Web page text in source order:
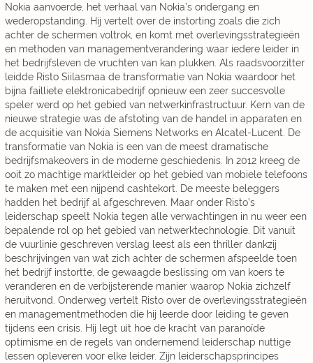
Nokia aanvoerde, het verhaal van Nokia’s ondergang en
wederopstanding. Hij vertelt over de instorting zoals die zich
achter de schermen voltrok, en komt met overlevingsstrategieën
en methoden van managementverandering waar iedere leider in
het bedrijfsleven de vruchten van kan plukken. Als raadsvoorzitter
leidde Risto Siilasmaa de transformatie van Nokia waardoor het
bijna failliete elektronicabedrijf opnieuw een zeer succesvolle
speler werd op het gebied van netwerkinfrastructuur. Kern van de
nieuwe strategie was de afstoting van de handel in apparaten en
de acquisitie van Nokia Siemens Networks en Alcatel-Lucent. De
transformatie van Nokia is een van de meest dramatische
bedrijfsmakeovers in de moderne geschiedenis. In 2012 kreeg de
ooit zo machtige marktleider op het gebied van mobiele telefoons
te maken met een nijpend cashtekort. De meeste beleggers
hadden het bedrijf al afgeschreven. Maar onder Risto’s
leiderschap speelt Nokia tegen alle verwachtingen in nu weer een
bepalende rol op het gebied van netwerktechnologie. Dit vanuit
de vuurlinie geschreven verslag leest als een thriller dankzij
beschrijvingen van wat zich achter de schermen afspeelde toen
het bedrijf instortte, de gewaagde beslissing om van koers te
veranderen en de verbijsterende manier waarop Nokia zichzelf
heruitvond. Onderweg vertelt Risto over de overlevingsstrategieën
en managementmethoden die hij leerde door leiding te geven
tijdens een crisis. Hij legt uit hoe de kracht van paranoïde
optimisme en de regels van ondernemend leiderschap nuttige
lessen opleveren voor elke leider. Zijn leiderschapsprincipes